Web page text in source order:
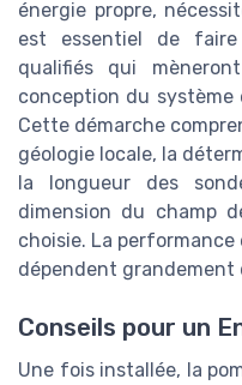
énergie propre,
est essentiel de
qualifiés qui
conception du
Cette démarche
géologie locale, la
la longueur des
dimension du champ
choisie. La
dépendent grandement
Conseils pour un
Une fois installée, la